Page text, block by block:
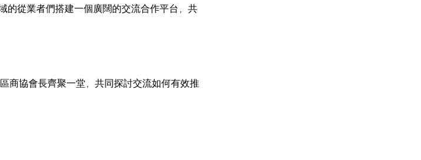
的從業者們搭建一個廣闊的交流合作平台，共
商協會長齊聚一堂，共同探討交流如何有效推